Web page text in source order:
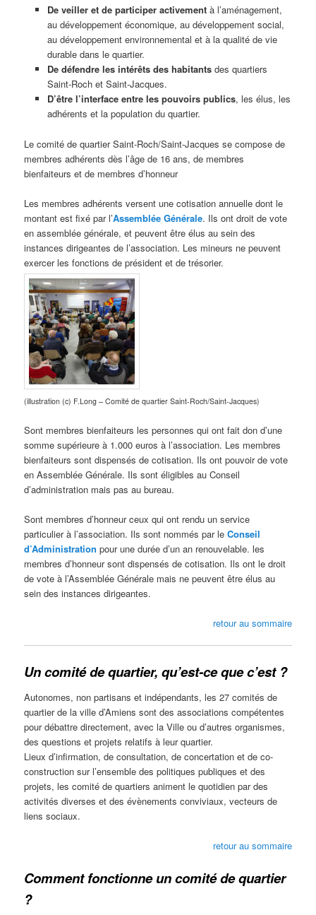
De veiller et de participer activementà l’aménagement,
au développement économique, au développement social,
au développement environnemental et à la qualité de vie
durable dans le quartier.
De défendre les intérêts des habitantsdes quartiers
Saint-Roch et Saint-Jacques.
D’être l’interface entre les pouvoirs publics, les élus, les
adhérents et la population du quartier.
Le comité de quartier Saint-Roch/Saint-Jacques se compose de
membres adhérents dès l’âge de 16 ans, de membres
bienfaiteurs et de membres d’honneur
Les membres adhérents versent une cotisation annuelle dont le
montant est fixé par l’Assemblée Générale. Ils ont droit de vote
en assemblée générale, et peuvent être élus au sein des
instances dirigeantes de l’association. Les mineurs ne peuvent
exercer les fonctions de président et de trésorier.
(illustration (c) F.Long – Comité de quartier Saint-Roch/Saint-Jacques)
Sont membres bienfaiteurs les personnes qui ont fait don d’une
somme supérieure à 1.000 euros à l’association. Les membres
bienfaiteurs sont dispensés de cotisation. Ils ont pouvoir de vote
en Assemblée Générale. Ils sont éligibles au Conseil
d’administration mais pas au bureau.
Sont membres d’honneur ceux qui ont rendu un service
particulier à l’association. Ils sont nommés par leConseil
d’Administration pour une durée d’un an renouvelable. les
membres d’honneur sont dispensés de cotisation. Ils ont le droit
de vote à l’Assemblée Générale mais ne peuvent être élus au
sein des instances dirigeantes.
retour au sommaire
Un comité de quartier, qu’est-ce que c’est ?
Autonomes, non partisans et indépendants, les 27 comités de
quartier de la ville d’Amiens sont des associations compétentes
pour débattre directement, avec la Ville ou d’autres organismes,
des questions et projets relatifs à leur quartier.
Lieux d’infirmation, de consultation, de concertation et de co-
construction sur l’ensemble des politiques publiques et des
projets, les comité de quartiers animent le quotidien par des
activités diverses et des évènements conviviaux, vecteurs de
liens sociaux.
retour au sommaire
Comment fonctionne un comité de quartier
?